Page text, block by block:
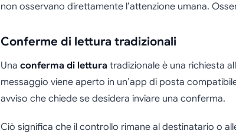
non osservano direttamente l’attenzione umana.
Conferme di lettura tradizionali
Una conferma di lettura tradizionale è una richiesta
messaggio viene aperto in un’app di posta
avviso che chiede se desidera inviare una conferma.
Ciò significa che il controllo rimane al destinatario o